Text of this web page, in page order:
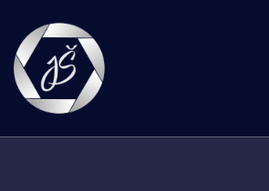
content